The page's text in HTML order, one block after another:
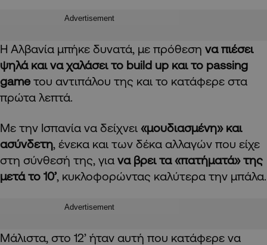
Advertisement
Η Αλβανία μπήκε δυνατά, με πρόθεση να πιέσει
ψηλά και να χαλάσει το build up και το passing
gameτου αντιπάλου της και το κατάφερε στα
πρώτα λεπτά.
Με την Ισπανία να δείχνει «μουδιασμένη» και
ασύνδετη, ένεκα και των δέκα αλλαγών που είχε
στη σύνθεσή της, για να βρει τα «πατήματά» της
μετά το 10’, κυκλοφορώντας καλύτερα την μπάλα.
Advertisement
Μάλιστα, στο 12’ ήταν αυτή που κατάφερε να